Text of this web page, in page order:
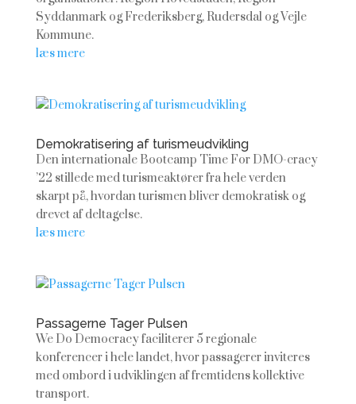
Syddanmark og Frederiksberg, Rudersdal og Vejle
Kommune.
læs mere
Demokratisering af turismeudvikling
Den internationale Bootcamp Time For DMO-cracy
’22 stillede med turismeaktører fra hele verden
skarpt på, hvordan turismen bliver demokratisk og
drevet af deltagelse.
læs mere
Passagerne Tager Pulsen
We Do Democracy faciliterer 5 regionale
konferencer i hele landet, hvor passagerer inviteres
med ombord i udviklingen af fremtidens kollektive
transport.